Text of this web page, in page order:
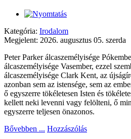
Kategória: Irodalom
Megjelent: 2026. augusztus 05. szerda
Peter Parker álcaszemélyisége
álcaszemélyisége Vasember, ezzel
álcaszemélyisége Clark Kent, az
azonban sem az istensége, sem az
ő egyszerre tökéletesen Isten és
kellett neki levenni vagy felölteni, ő
egyszerre teljesen önazonos.
Bővebben ... Hozzászólás